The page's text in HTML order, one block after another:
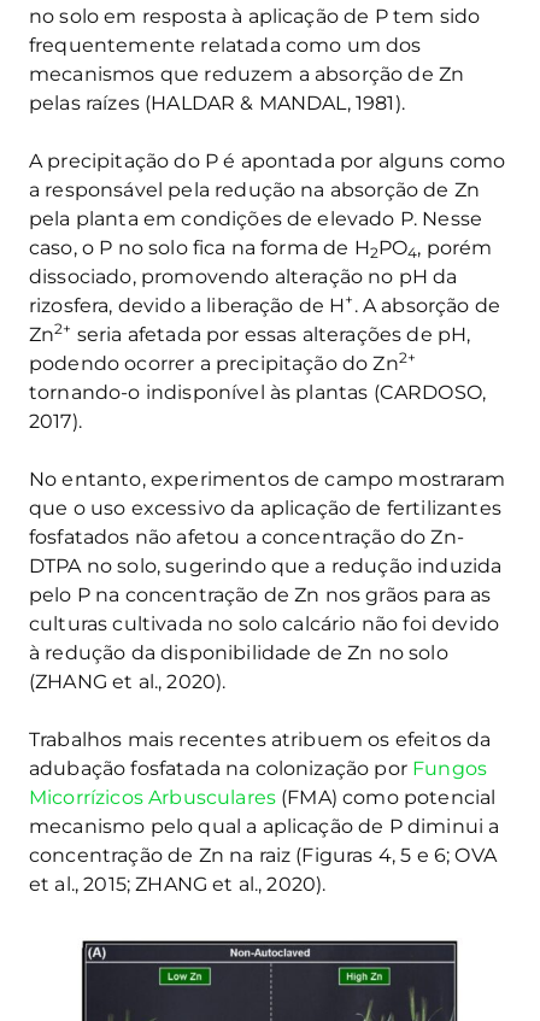
no solo em resposta à aplicação de P tem sido
frequentemente relatada como um dos
mecanismos que reduzem a absorção de Zn
pelas raízes (HALDAR & MANDAL, 1981).
A precipitação do P é apontada por alguns como
a responsável pela redução na absorção de Zn
pela planta em condições de elevado P. Nesse
caso, o P no solo fica na forma de H2PO4, porém
dissociado, promovendo alteração no pH da
rizosfera, devido a liberação de H+ . A absorção de
Zn2+ seria afetada por essas alterações de pH,
podendo ocorrer a precipitação do Zn2+
tornando-o indisponível às plantas (CARDOSO,
2017).
No entanto, experimentos de campo mostraram
que o uso excessivo da aplicação de fertilizantes
fosfatados não afetou a concentração do Zn-
DTPA no solo, sugerindo que a redução induzida
pelo P na concentração de Zn nos grãos para as
culturas cultivada no solo calcário não foi devido
à redução da disponibilidade de Zn no solo
(ZHANG et al., 2020).
Trabalhos mais recentes atribuem os efeitos da
adubação fosfatada na colonização por Fungos
Micorrízicos Arbusculares (FMA) como potencial
mecanismo pelo qual a aplicação de P diminui a
concentração de Zn na raiz (Figuras 4, 5 e 6; OVA
et al., 2015; ZHANG et al., 2020).